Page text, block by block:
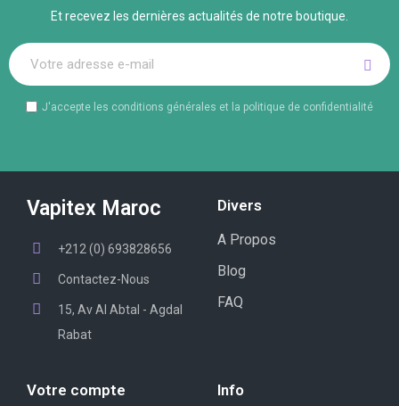
Et recevez les dernières actualités de notre boutique.
J'accepte les conditions générales et la politique de confidentialité
Vapitex Maroc
+212 (0) 693828656
Contactez-Nous
15, Av Al Abtal - Agdal
Rabat
Divers
A Propos
Blog
FAQ
Votre compte Info